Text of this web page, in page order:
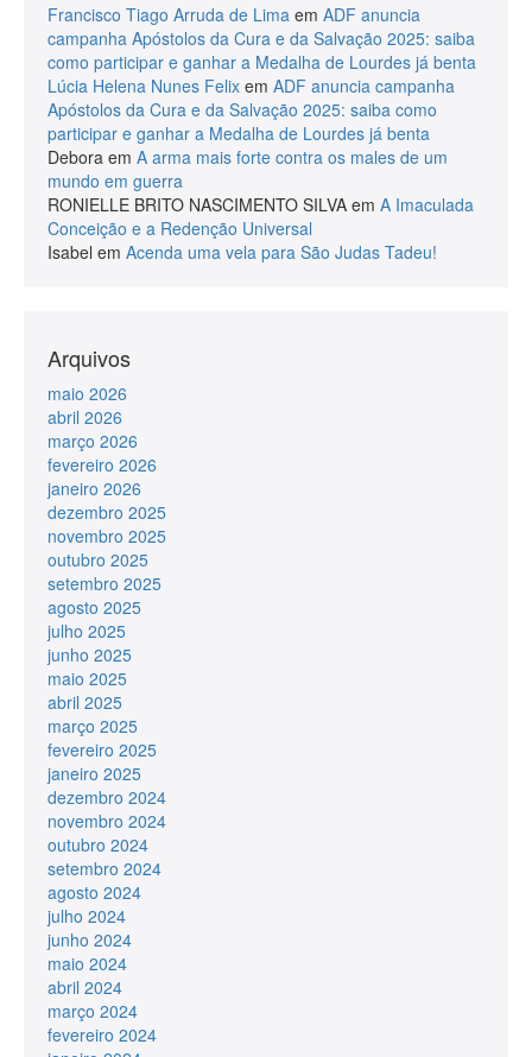
Francisco Tiago Arruda de Lima em ADF anuncia
campanha Apóstolos da Cura e da Salvação 2025: saiba
como participar e ganhar a Medalha de Lourdes já benta
Lúcia Helena Nunes Felix em ADF anuncia campanha
Apóstolos da Cura e da Salvação 2025: saiba como
participar e ganhar a Medalha de Lourdes já benta
Debora em A arma mais forte contra os males de um
mundo em guerra
RONIELLE BRITO NASCIMENTO SILVA em A Imaculada
Conceição e a Redenção Universal
Isabel em Acenda uma vela para São Judas Tadeu!
Arquivos
maio 2026
abril 2026
março 2026
fevereiro 2026
janeiro 2026
dezembro 2025
novembro 2025
outubro 2025
setembro 2025
agosto 2025
julho 2025
junho 2025
maio 2025
abril 2025
março 2025
fevereiro 2025
janeiro 2025
dezembro 2024
novembro 2024
outubro 2024
setembro 2024
agosto 2024
julho 2024
junho 2024
maio 2024
abril 2024
março 2024
fevereiro 2024